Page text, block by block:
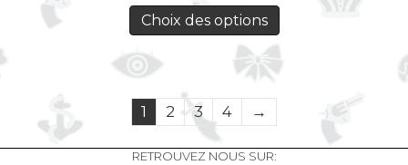
Choix des options
1 2 3 4 →
RETROUVEZ NOUS SUR: